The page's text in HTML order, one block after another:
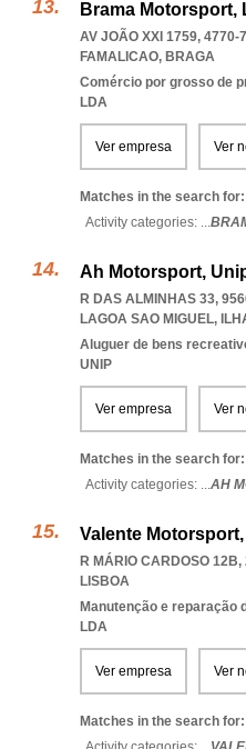
Brama Motorsport,
AV JOÃO XXI 1759, 4770-
FAMALICAO, BRAGA
Comércio por grosso de
LDA
Ver empresa Ver
Matches in the search for:
Activity categories: ...
Ah Motorsport,
R DAS ALMINHAS 33,
LAGOA SAO MIGUEL,
Aluguer de bens
UNIP
Ver empresa Ver
Matches in the search for:
Activity categories: ...AH
Valente
R MÁRIO CARDOSO
LISBOA
Manutenção e reparação
LDA
Ver empresa Ver
Matches in the search for: